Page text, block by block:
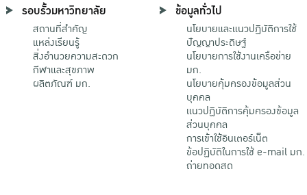
รอบรั้วมหาวิทยาลัย
สถานที่สำคัญ
แหล่งเรียนรู้
สิ่งอำนวยความสะดวก
กีฬาและสุขภาพ
ผลิตภัณฑ์ มก.
ข้อมูลทั่วไป
นโยบายและแนวปฏิบัติการใช้
ปัญญาประดิษฐ์
นโยบายการใช้งานเครือข่าย
มก.
นโยบายคุ้มครองข้อมูลส่วน
บุคคล
แนวปฏิบัติการคุ้มครองข้อมูล
ส่วนบุคคล
การเข้าใช้อินเตอร์เน็ต
ข้อปฏิบัติในการใช้ e-mail มก.
ถ่ายทอดสด